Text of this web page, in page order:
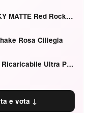
MAC M·A·CXIMAL SILKY MATTE Red Rock mat
Rosa Ciliegia
Hourglass Confession Ricaricabile Ultra Preciso Ad Alta Intensità Secretly Classic Red
e vota ↓